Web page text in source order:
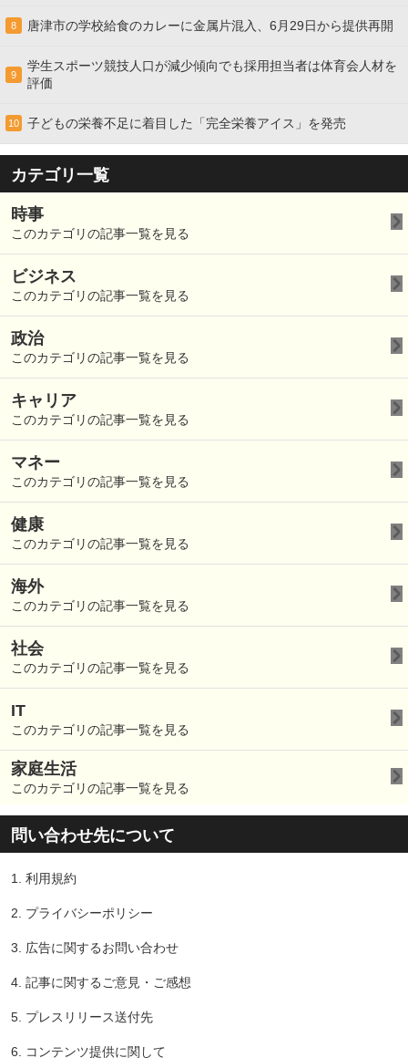
8 唐津市の学校給食のカレーに金属片混入、6月29日から提供再開
9
学生スポーツ競技人口が減少傾向でも採用担当者は体育会人材を
評価
10 子どもの栄養不足に着目した「完全栄養アイス」を発売
カテゴリ一覧
時事
このカテゴリの記事一覧を見る
ビジネス
このカテゴリの記事一覧を見る
政治
このカテゴリの記事一覧を見る
キャリア
このカテゴリの記事一覧を見る
マネー
このカテゴリの記事一覧を見る
健康
このカテゴリの記事一覧を見る
海外
このカテゴリの記事一覧を見る
社会
このカテゴリの記事一覧を見る
IT
このカテゴリの記事一覧を見る
家庭生活
このカテゴリの記事一覧を見る
問い合わせ先について
1. 利用規約
2. プライバシーポリシー
3. 広告に関するお問い合わせ
4. 記事に関するご意見・ご感想
5. プレスリリース送付先
6. コンテンツ提供に関して